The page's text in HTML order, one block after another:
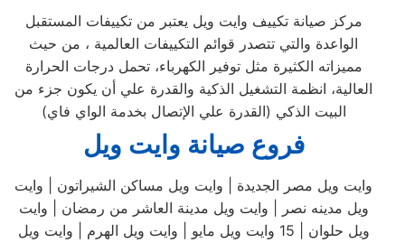
مركز صيانة تكييف وايت ويل يعتبر من تكييفات المستقبل
الواعدة والتي تتصدر قوائم التكييفات العالمية ، من حيث
مميزاته الكثيرة مثل توفير الكهرباء، تحمل درجات الحرارة
العالية، انظمة التشغيل الذكية والقدرة علي أن يكون جزء من
البيت الذكي (القدرة علي الإتصال بخدمة الواي فاي)
فروع صيانة وايت ويل
وايت ويل مصر الجديدة | وايت ويل مساكن الشيراتون | وايت
ويل مدينه نصر | وايت ويل مدينة العاشر من رمضان | وايت
ويل حلوان | 15 وايت ويل مايو | وايت ويل الهرم | وايت ويل